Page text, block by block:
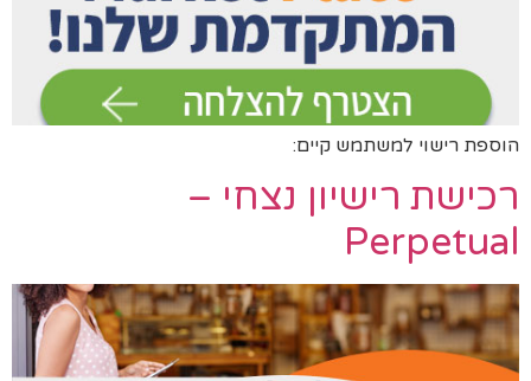
הוספת רישוי למשתמש קיים:
רכישת רישיון נצחי –
Perpetual